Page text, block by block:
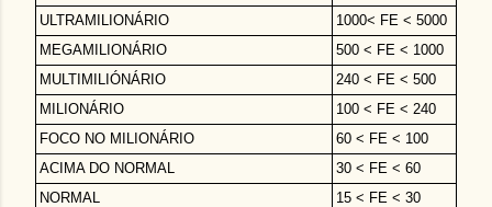
ULTRAMILIONÁRIO
1000< FE < 5000
MEGAMILIONÁRIO
500 < FE < 1000
MULTIMILIÓNÁRIO
240 < FE < 500
MILIONÁRIO
100 < FE < 240
FOCO NO MILIONÁRIO
60 < FE < 100
ACIMA DO NORMAL
30 < FE < 60
NORMAL
15 < FE < 30